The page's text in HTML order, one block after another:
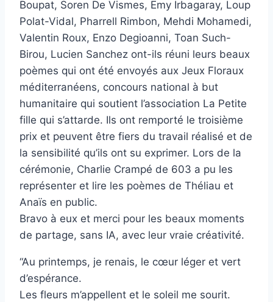
Boupat, Soren De Vismes, Emy Irbagaray, Loup
Polat-Vidal, Pharrell Rimbon, Mehdi Mohamedi,
Valentin Roux, Enzo Degioanni, Toan Such-
Birou, Lucien Sanchez ont-ils réuni leurs beaux
poèmes qui ont été envoyés aux Jeux Floraux
méditerranéens, concours national à but
humanitaire qui soutient l’association La Petite
fille qui s’attarde. Ils ont remporté le troisième
prix et peuvent être fiers du travail réalisé et de
la sensibilité qu’ils ont su exprimer. Lors de la
cérémonie, Charlie Crampé de 603 a pu les
représenter et lire les poèmes de Théliau et
Anaïs en public.
Bravo à eux et merci pour les beaux moments
de partage, sans IA, avec leur vraie créativité.
“Au printemps, je renais, le cœur léger et vert
d’espérance.
Les fleurs m’appellent et le soleil me sourit.